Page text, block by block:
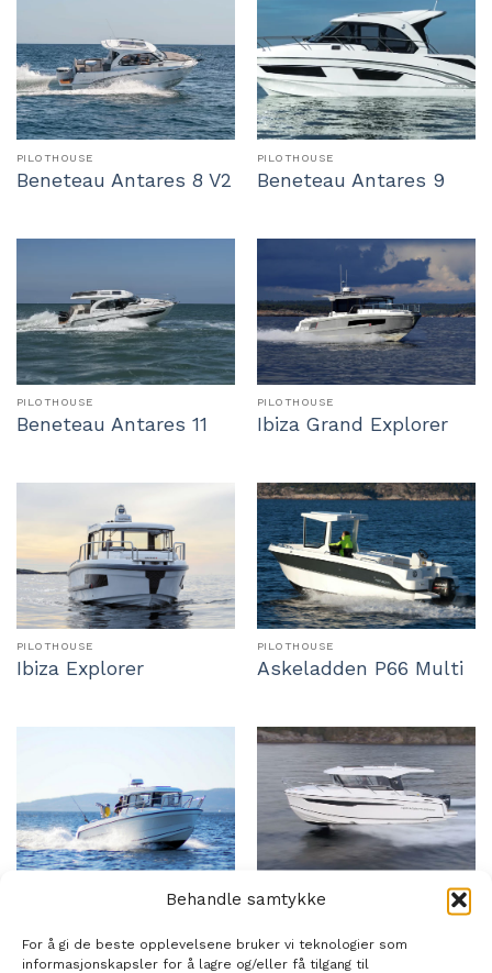
Behandle samtykke
For å gi de beste opplevelsene bruker vi teknologier som
informasjonskapsler for å lagre og/eller få tilgang til
PILOTHOUSE
Beneteau Antares 8 V2
PILOTHOUSE
Beneteau Antares 9
PILOTHOUSE
Beneteau Antares 11
PILOTHOUSE
Ibiza Grand Explorer
PILOTHOUSE
Ibiza Explorer
PILOTHOUSE
Askeladden P66 Multi
Pilothouse
PILOTHOUSE
Askeladden P76
Weekend